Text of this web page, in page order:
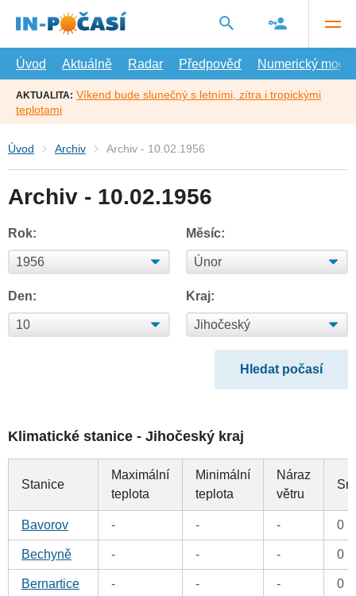
hlavní
Úvod
Aktuálně Radar Předpověď Numerický model
AKTUALITA: Víkend bude slunečný s letními, zítra i tropickými
teplotami
Úvod Archiv Archiv - 10.02.1956
Archiv - 10.02.1956
Rok: Měsíc:
Den: Kraj:
Klimatické stanice - Jihočeský kraj
Stanice
Maximální
teplota
Minimální
teplota
Náraz
větru
Bavorov - - - 0
Bechyně - - - 0
Bernartice - - - 0